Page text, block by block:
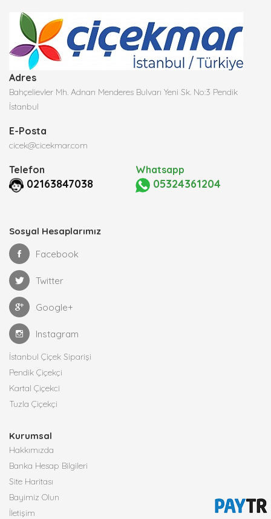
Adres
Bahçelievler Mh. Adnan Menderes Bulvarı Yeni Sk. No:3 Pendik
İstanbul
E-Posta
cicek@cicekmar.com
Telefon
02163847038
Whatsapp
05324361204
Sosyal Hesaplarımız
Facebook
Twitter
Google+
Instagram
İstanbul Çiçek Siparişi
Pendik Çiçekçi
Kartal Çiçekci
Tuzla Çiçekçi
Kurumsal
Hakkımızda
Banka Hesap Bilgileri
Site Haritası
Bayimiz Olun
İletişim